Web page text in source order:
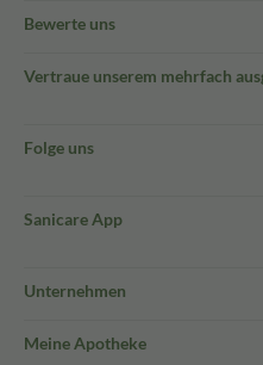
Bewerte uns
Vertraue unserem mehrfach
Folge uns
Sanicare App
Unternehmen
Meine Apotheke